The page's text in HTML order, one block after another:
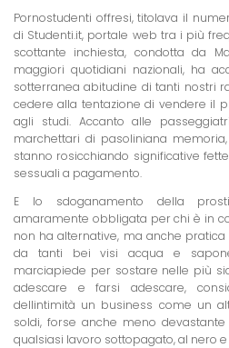
Pornostudenti offresi, titolava il
di Studenti.it, portale web tra i più
scottante inchiesta, condotta da
maggiori quotidiani nazionali, ha
sotterranea abitudine di tanti nostri
cedere alla tentazione di vendere il
agli studi. Accanto alle
marchettari di pasoliniana
stanno rosicchiando significative
sessuali a pagamento.
E lo sdoganamento della
amaramente obbligata per chi è in
non ha alternative, ma anche
da tanti bei visi acqua e
marciapiede per sostare nelle più
adescare e farsi adescare,
dellintimità un business come un
soldi, forse anche meno
qualsiasi lavoro sottopagato, al nero